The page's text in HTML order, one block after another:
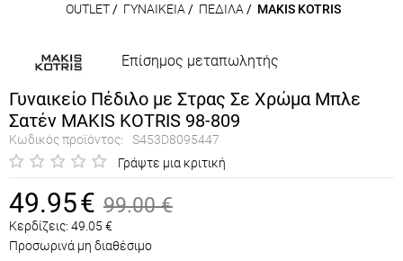
OUTLET/ ΓΥΝΑΙΚΕΙΑ / ΠΕΔΙΛΑ / MAKIS KOTRIS
Επίσημος μεταπωλητής
Γυναικείο Πέδιλο με Στρας Σε Χρώμα Μπλε
Σατέν MAKIS KOTRIS 98-809
Κωδικός προϊόντος:
S453D8095447
Γράψτε μια κριτική
49.95€ 99.00 €
Κερδίζεις: 49.05 €
Προσωρινά μη διαθέσιμο